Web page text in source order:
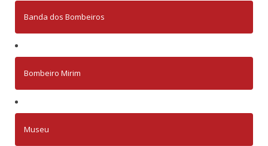
Banda dos Bombeiros
Bombeiro Mirim
Museu